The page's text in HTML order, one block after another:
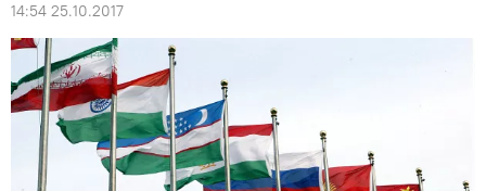
14:54 25.10.2017